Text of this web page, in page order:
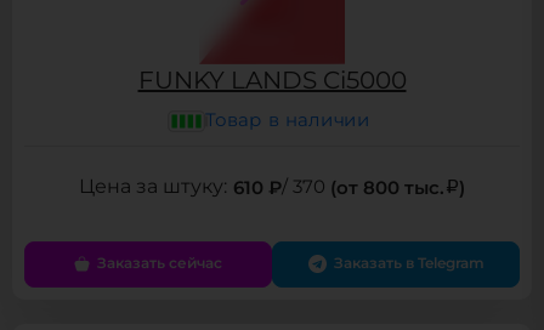
FUNKY LANDS Ci5000
Товар в наличии
610 ₽/ 370 (от 800 тыс. )
Заказать сейчас Заказать в Telegram